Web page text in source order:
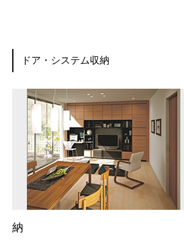
ドア・システム収納
納